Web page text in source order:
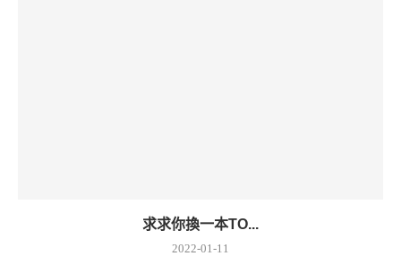
求求你換一本TO...
2022-01-11